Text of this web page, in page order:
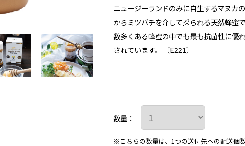
ニュージーランドのみに自生するマヌカ
からミツバチを介して採られる天然蜂蜜で
数多くある蜂蜜の中でも最も抗菌性に優
されています。 〔E221〕
数量：
※こちらの数量は、1つの送付先への配送個数